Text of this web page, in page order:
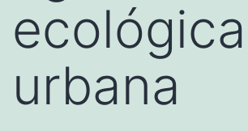
ecológica
urbana